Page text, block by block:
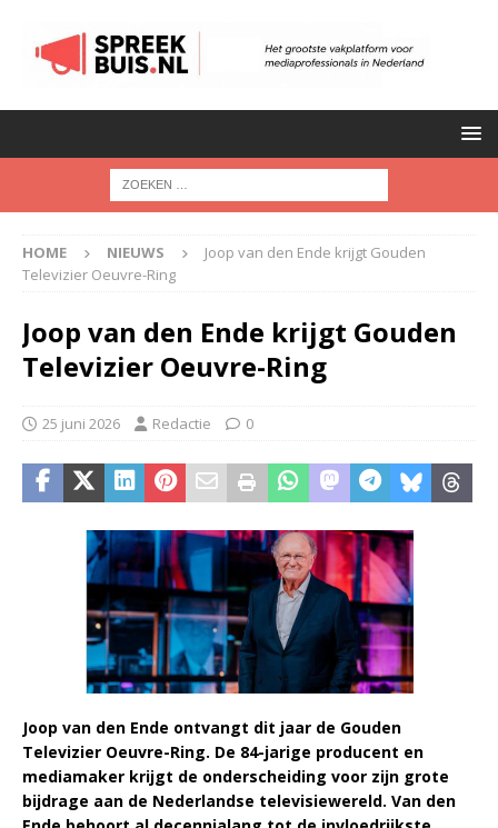
HOME NIEUWS
Joop van den Ende krijgt Gouden
Televizier Oeuvre-Ring
Joop van den Ende krijgt Gouden
Televizier Oeuvre-Ring
25 juni 2026 Redactie 0
Joop van den Ende ontvangt dit jaar de Gouden
Televizier Oeuvre-Ring. De 84-jarige producent en
mediamaker krijgt de onderscheiding voor zijn grote
bijdrage aan de Nederlandse televisiewereld. Van den